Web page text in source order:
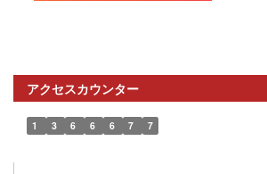
アクセスカウンター
1 3 6 6 6 7 7